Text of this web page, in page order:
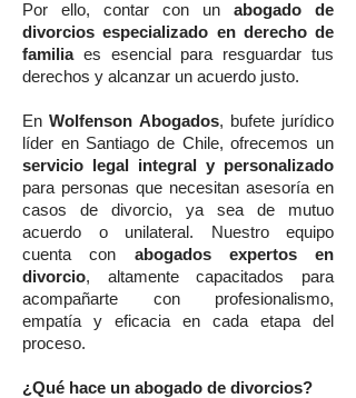
Por ello, contar con un abogado de
divorcios especializado en derecho de
familiaes esencial para resguardar tus
derechos y alcanzar un acuerdo justo.
EnWolfenson Abogados, bufete jurídico
líder en Santiago de Chile, ofrecemos un
servicio legal integral y personalizado
para personas que necesitan asesoría en
casos de divorcio, ya sea de mutuo
acuerdo o unilateral. Nuestro equipo
cuenta con abogados expertos en
divorcio, altamente capacitados para
acompañarte con profesionalismo,
empatía y eficacia en cada etapa del
proceso.
¿Qué hace un abogado de divorcios?